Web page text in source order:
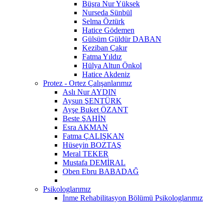
Büşra Nur Yüksek
Nurseda Sünbül
Selma Öztürk
Hatice Gödemen
Gülsüm Güldür DABAN
Keziban Çakır
Fatma Yıldız
Hülya Altun Önkol
Hatice Akdeniz
Protez - Ortez Çalışanlarımız
Aslı Nur AYDIN
Aysun ŞENTÜRK
Ayşe Buket ÖZANT
Beste ŞAHİN
Esra AKMAN
Fatma ÇALIŞKAN
Hüseyin BOZTAŞ
Meral TEKER
Mustafa DEMİRAL
Oben Ebru BABADAĞ
Psikologlarımız
İnme Rehabilitasyon Bölümü Psikologlarımız